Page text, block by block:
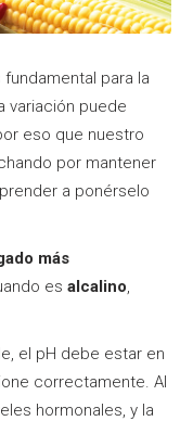
para la
variación puede
eso que nuestro
por mantener
a ponérselo
más
es alcalino,
el pH debe estar en
correctamente. Al
hormonales, y la